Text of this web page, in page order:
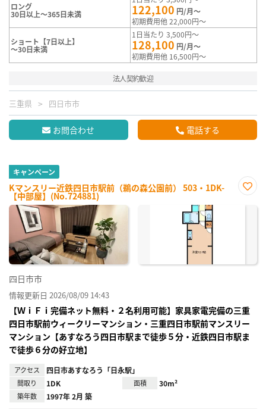
ロング
30日以上～365日未満 122,100 円/月～
初期費用他 22,000円～
ショート【7日以上】
～30日未満
1日当たり 3,500円～
128,100 円/月～
初期費用他 16,500円～
法人契約歓迎
三重県 四日市市
お問合わせ 電話する
キャンペーン
Kマンスリー近鉄四日市駅前（鵜の森公園前） 503・1DK-
【中部屋】(No.724881)
に入
四日市市
情報更新日 2026/08/09 14:43
【ＷｉＦｉ完備ネット無料・２名利用可能】家具家電完備の三重
四日市駅前ウィークリーマンション・三重四日市駅前マンスリー
マンション【あすなろう四日市駅まで徒歩５分・近鉄四日市駅ま
で徒歩６分の好立地】
アクセス 四日市あすなろう「日永駅」
間取り 1DK 面積 30m²
築年数 1997年 2月 築